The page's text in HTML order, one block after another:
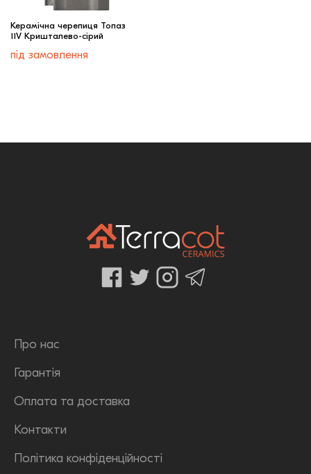
Керамічна черепиця Топаз
11V Кришталево-сірий
під замовлення
Про нас
Гарантія
Оплата та доставка
Контакти
Політика конфіденційності